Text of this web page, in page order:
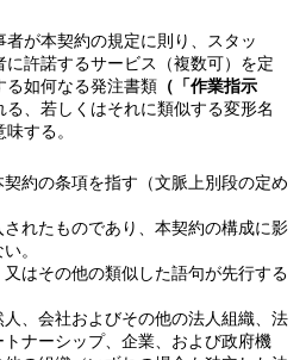
者が本契約の規定に則り、スタッ
許諾するサービス（複数可）を定
る如何なる発注書類 （「作業指示
る、若しくはそれに類似する変形名
する。
契約の条項を指す（文脈上別段の定め
されたものであり、本契約の構成に影
。
又はその他の類似した語句が先行する
、会社およびその他の法人組織、法
トナーシップ、企業、および政府機